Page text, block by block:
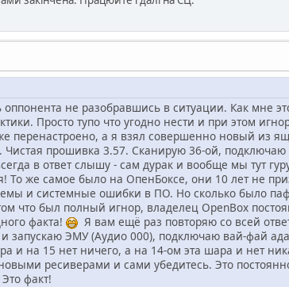
не разобравшись в ситуации. Как мне
Просто тупо что угодно нести и при этом
перенастроено, а я взял совершенно новый из
прошивка 3.57. Сканирую 36-ой,
в ответ слышу - сам дурак и вообще мы тут
То же самое было на ОпенБоксе, они 10 лет не
и системные ошибки в ПО. Но сколько было
что был полный игнор, владелец OpenBox
факта!
Я вам ещё раз повторяю со всей
запускаю ЭМУ (Аудио 000), подключаю вай-фай
и на 15 нет ничего, а на 14-ом эта шара и нет
ресиверами и сами убедитесь. Это
факт!